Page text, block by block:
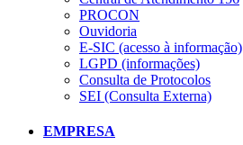
PROCON
Ouvidoria
E-SIC (acesso à informação)
LGPD (informações)
Consulta de Protocolos
SEI (Consulta Externa)
EMPRESA